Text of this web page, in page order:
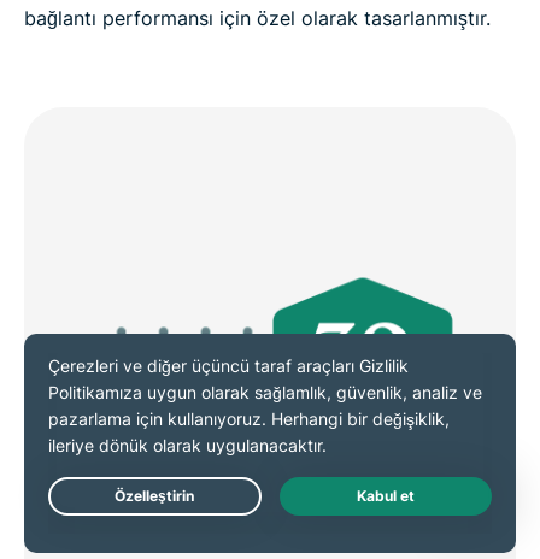
bağlantı performansı için özel olarak tasarlanmıştır.
Live Chat